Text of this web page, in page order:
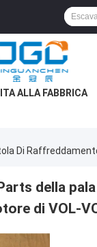
ALLA FABBRICA
Di
della
di VOL-